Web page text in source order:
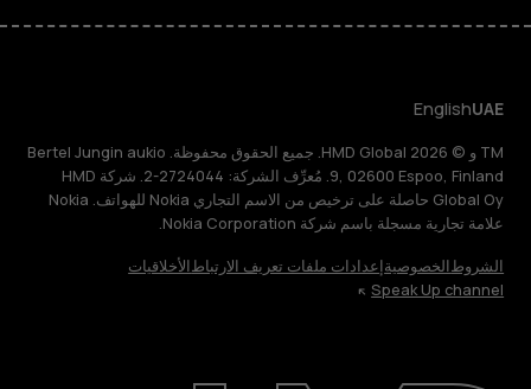
UAE
English
TM و © 2026 HMD Global. جميع الحقوق محفوظة. Bertel Jungin aukio
9, 02600 Espoo, Finland. مُعرِّف الشركة: 2724044-2. شركة HMD
Global Oy حاصلة على ترخيص من الاسم التجاري Nokia للهواتف. Nokia
علامة تجارية مسجلة باسم شركة Nokia Corporation.
الشروطالخصوصيةإعدادات ملفات تعريف الارتباطالأخلاقيات
Speak Up channel